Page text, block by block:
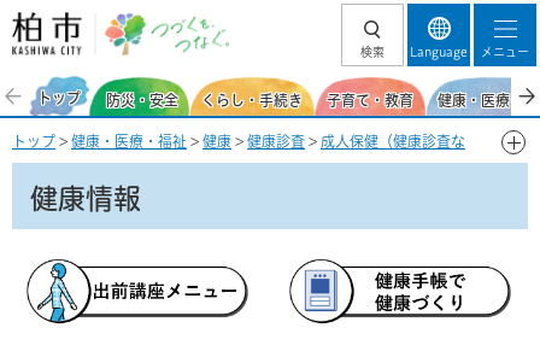
柏市 つづくを、
検索 Language メニュー
トップ 防災・安全 くらし・手続き 子育て・教育 健康・医療・
トップ > 健康・医療・福祉 > 健康 > 健康診査 > 成人保健（健康診査な
ど）> 健康情報
健康情報